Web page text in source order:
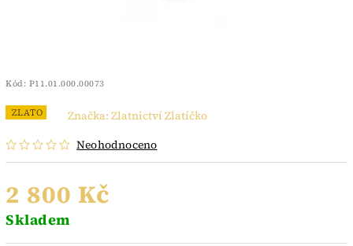
Kód: P11.01.000.00073
ZLATO
Neohodnoceno
Značka: Zlatnictví Zlatíčko
2 800 Kč
Skladem